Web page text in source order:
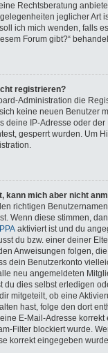
Rechtsberatung
jeglicher Art
ich mich wenden, falls
Forum gibt?“
registrieren?
Administration die
keine neuen Benutzer
deine IP-Adresse oder
gesperrt wurden. Um
kann mich aber nicht
richtigen
Wenn diese stimmen,
aktiviert ist und du
du bzw. einer deiner
Anweisungen folgen,
dein Benutzerkonto
neu angemeldeten
du dies selbst erledigen
mitgeteilt, ob eine
hast, folge den dort
E-Mail-Adresse
Filter blockiert wurde.
korrekt eingegeben